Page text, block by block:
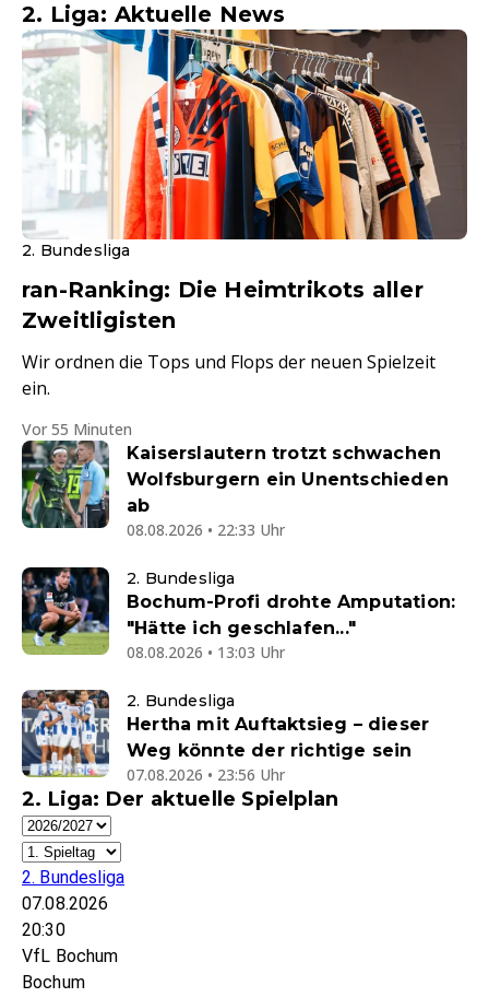
2. Liga: Aktuelle News
2. Bundesliga
ran-Ranking: Die Heimtrikots aller
Zweitligisten
Wir ordnen die Tops und Flops der neuen Spielzeit
ein.
Vor 55 Minuten
Kaiserslautern trotzt schwachen
Wolfsburgern ein Unentschieden
ab
08.08.2026 • 22:33 Uhr
2. Bundesliga
Bochum-Profi drohte Amputation:
"Hätte ich geschlafen..."
08.08.2026 • 13:03 Uhr
2. Bundesliga
Hertha mit Auftaktsieg – dieser
Weg könnte der richtige sein
07.08.2026 • 23:56 Uhr
2. Liga: Der aktuelle Spielplan
2. Bundesliga
07.08.2026
20:30
VfL Bochum
Bochum